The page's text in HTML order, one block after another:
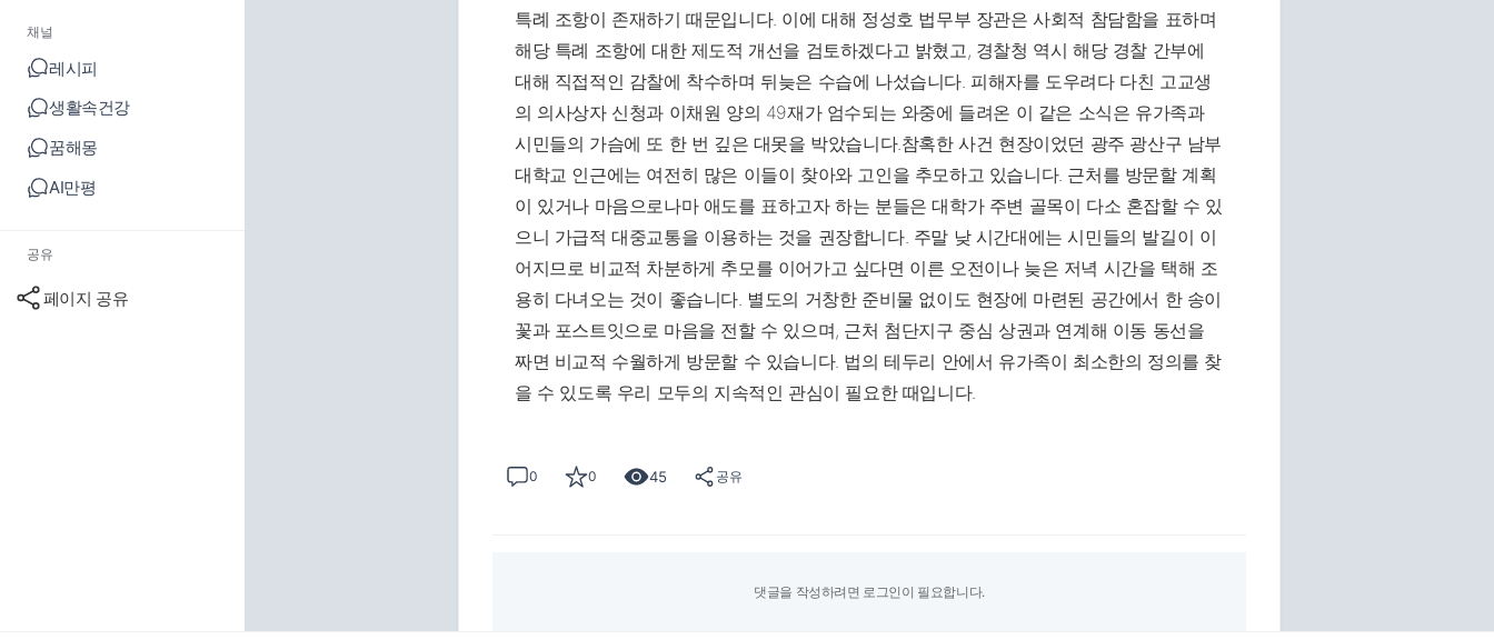
채널
레시피
생활속건강
꿈해몽
AI만평
공유
페이지 공유
특례 조항이 존재하기 때문입니다. 이에 대해 정성호 법무부 장관은 사회적 참담함을 표하며
해당 특례 조항에 대한 제도적 개선을 검토하겠다고 밝혔고, 경찰청 역시 해당 경찰 간부에
대해 직접적인 감찰에 착수하며 뒤늦은 수습에 나섰습니다. 피해자를 도우려다 다친 고교생
의 의사상자 신청과 이채원 양의 49재가 엄수되는 와중에 들려온 이 같은 소식은 유가족과
시민들의 가슴에 또 한 번 깊은 대못을 박았습니다.참혹한 사건 현장이었던 광주 광산구 남부
대학교 인근에는 여전히 많은 이들이 찾아와 고인을 추모하고 있습니다. 근처를 방문할 계획
이 있거나 마음으로나마 애도를 표하고자 하는 분들은 대학가 주변 골목이 다소 혼잡할 수 있
으니 가급적 대중교통을 이용하는 것을 권장합니다. 주말 낮 시간대에는 시민들의 발길이 이
어지므로 비교적 차분하게 추모를 이어가고 싶다면 이른 오전이나 늦은 저녁 시간을 택해 조
용히 다녀오는 것이 좋습니다. 별도의 거창한 준비물 없이도 현장에 마련된 공간에서 한 송이
꽃과 포스트잇으로 마음을 전할 수 있으며, 근처 첨단지구 중심 상권과 연계해 이동 동선을
짜면 비교적 수월하게 방문할 수 있습니다. 법의 테두리 안에서 유가족이 최소한의 정의를 찾
을 수 있도록 우리 모두의 지속적인 관심이 필요한 때입니다.
0 0 45 공유
댓글을 작성하려면 로그인이 필요합니다.